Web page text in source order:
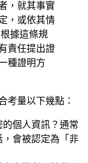
，就其事實
，或依其情
據這條規
責任提出證
種證明方
考量以下幾點：
的個人資訊？通常
會被認定為「非